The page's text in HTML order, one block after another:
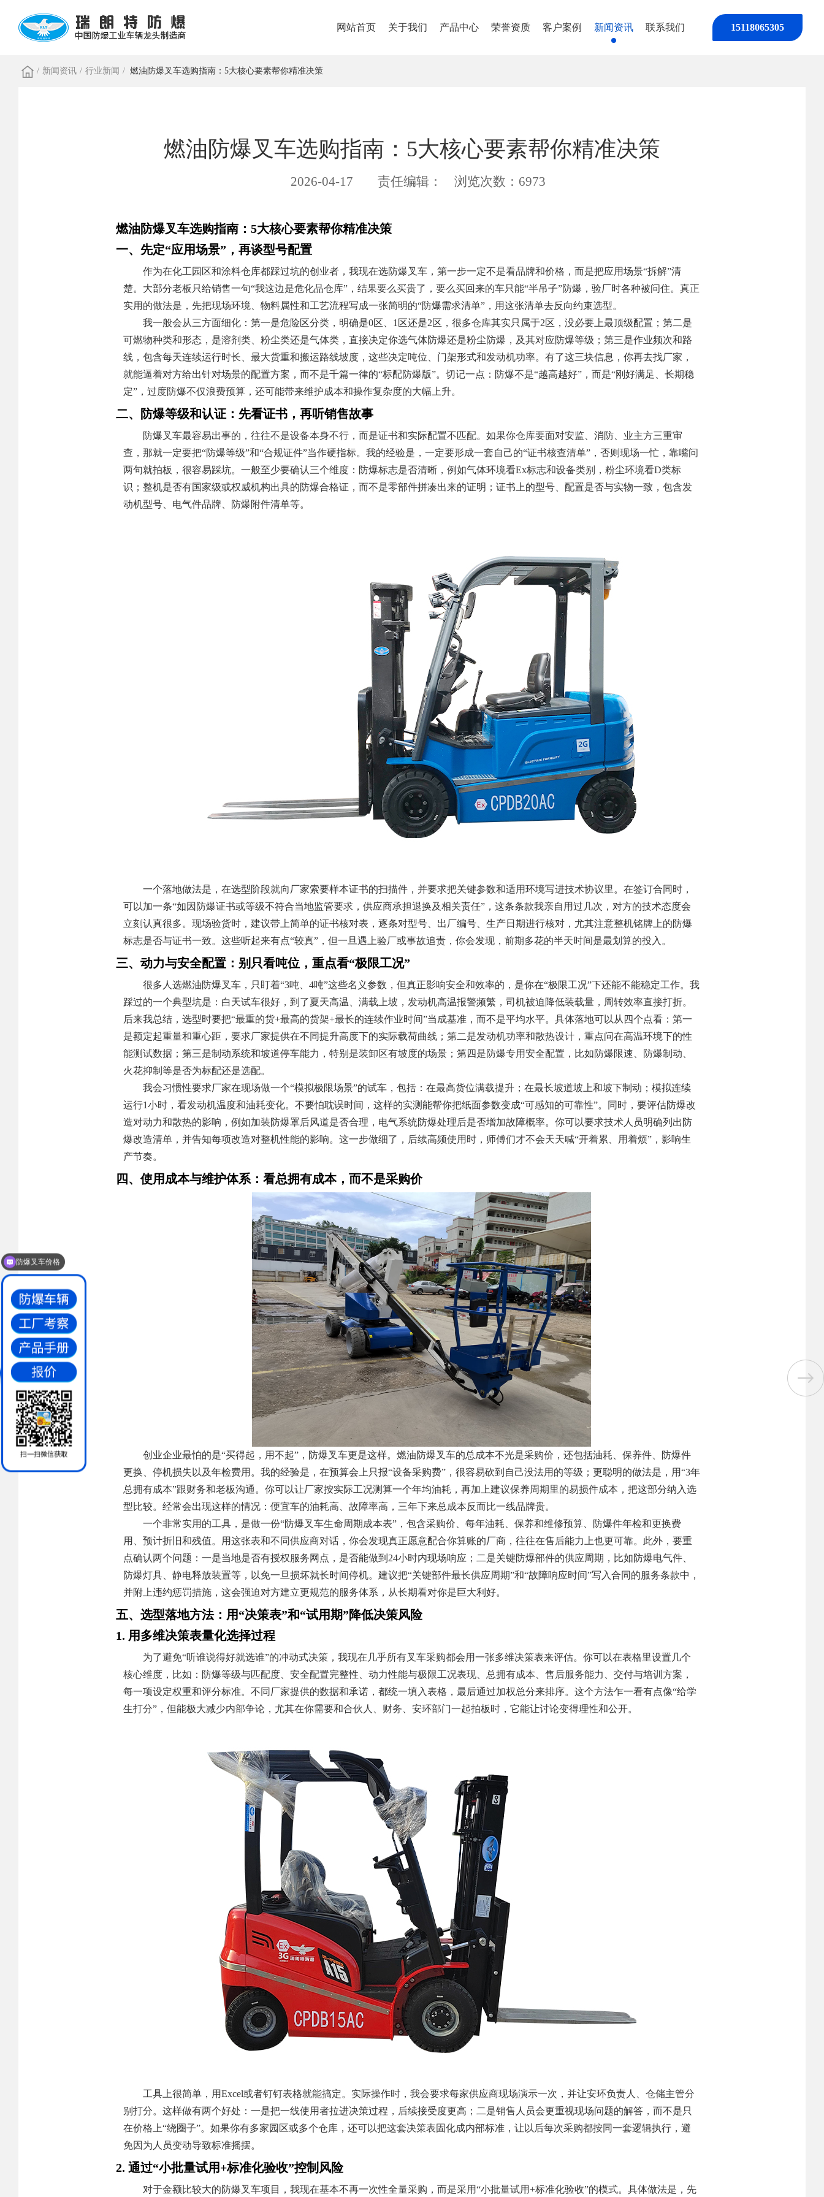
网站首页 关于我们 产品中心 荣誉资质 客户案例 新闻资讯 联系我们 15118065305
/ 新闻资讯 / 行业新闻 / 燃油防爆叉车选购指南：5大核心要素帮你精准决策
燃油防爆叉车选购指南：5大核心要素帮你精准决策
2026-04-17 责任编辑： 浏览次数：6973
燃油防爆叉车选购指南：5大核心要素帮你精准决策
一、先定“应用场景”，再谈型号配置
作为在化工园区和涂料仓库都踩过坑的创业者，我现在选防爆叉车，第一步一定不是看品牌和价格，而是把应用场景“拆解”清
楚。大部分老板只给销售一句“我这边是危化品仓库”，结果要么买贵了，要么买回来的车只能“半吊子”防爆，验厂时各种被问住。真正
实用的做法是，先把现场环境、物料属性和工艺流程写成一张简明的“防爆需求清单”，用这张清单去反向约束选型。
我一般会从三方面细化：第一是危险区分类，明确是0区、1区还是2区，很多仓库其实只属于2区，没必要上最顶级配置；第二是
可燃物种类和形态，是溶剂类、粉尘类还是气体类，直接决定你选气体防爆还是粉尘防爆，及其对应防爆等级；第三是作业频次和路
线，包含每天连续运行时长、最大货重和搬运路线坡度，这些决定吨位、门架形式和发动机功率。有了这三块信息，你再去找厂家，
就能逼着对方给出针对场景的配置方案，而不是千篇一律的“标配防爆版”。切记一点：防爆不是“越高越好”，而是“刚好满足、长期稳
定”，过度防爆不仅浪费预算，还可能带来维护成本和操作复杂度的大幅上升。
二、防爆等级和认证：先看证书，再听销售故事
防爆叉车最容易出事的，往往不是设备本身不行，而是证书和实际配置不匹配。如果你仓库要面对安监、消防、业主方三重审
查，那就一定要把“防爆等级”和“合规证件”当作硬指标。我的经验是，一定要形成一套自己的“证书核查清单”，否则现场一忙，靠嘴问
两句就拍板，很容易踩坑。一般至少要确认三个维度：防爆标志是否清晰，例如气体环境看Ex标志和设备类别，粉尘环境看D类标
识；整机是否有国家级或权威机构出具的防爆合格证，而不是零部件拼凑出来的证明；证书上的型号、配置是否与实物一致，包含发
动机型号、电气件品牌、防爆附件清单等。
一个落地做法是，在选型阶段就向厂家索要样本证书的扫描件，并要求把关键参数和适用环境写进技术协议里。在签订合同时，
可以加一条“如因防爆证书或等级不符合当地监管要求，供应商承担退换及相关责任”，这条条款我亲自用过几次，对方的技术态度会
立刻认真很多。现场验货时，建议带上简单的证书核对表，逐条对型号、出厂编号、生产日期进行核对，尤其注意整机铭牌上的防爆
标志是否与证书一致。这些听起来有点“较真”，但一旦遇上验厂或事故追责，你会发现，前期多花的半天时间是最划算的投入。
三、动力与安全配置：别只看吨位，重点看“极限工况”
很多人选燃油防爆叉车，只盯着“3吨、4吨”这些名义参数，但真正影响安全和效率的，是你在“极限工况”下还能不能稳定工作。我
踩过的一个典型坑是：白天试车很好，到了夏天高温、满载上坡，发动机高温报警频繁，司机被迫降低装载量，周转效率直接打折。
后来我总结，选型时要把“最重的货+最高的货架+最长的连续作业时间”当成基准，而不是平均水平。具体落地可以从四个点看：第一
是额定起重量和重心距，要求厂家提供在不同提升高度下的实际载荷曲线；第二是发动机功率和散热设计，重点问在高温环境下的性
能测试数据；第三是制动系统和坡道停车能力，特别是装卸区有坡度的场景；第四是防爆专用安全配置，比如防爆限速、防爆制动、
火花抑制等是否为标配还是选配。
我会习惯性要求厂家在现场做一个“模拟极限场景”的试车，包括：在最高货位满载提升；在最长坡道坡上和坡下制动；模拟连续
运行1小时，看发动机温度和油耗变化。不要怕耽误时间，这样的实测能帮你把纸面参数变成“可感知的可靠性”。同时，要评估防爆改
造对动力和散热的影响，例如加装防爆罩后风道是否合理，电气系统防爆处理后是否增加故障概率。你可以要求技术人员明确列出防
爆改造清单，并告知每项改造对整机性能的影响。这一步做细了，后续高频使用时，师傅们才不会天天喊“开着累、用着烦”，影响生
产节奏。
四、使用成本与维护体系：看总拥有成本，而不是采购价
创业企业最怕的是“买得起，用不起”，防爆叉车更是这样。燃油防爆叉车的总成本不光是采购价，还包括油耗、保养件、防爆件
更换、停机损失以及年检费用。我的经验是，在预算会上只报“设备采购费”，很容易砍到自己没法用的等级；更聪明的做法是，用“3年
总拥有成本”跟财务和老板沟通。你可以让厂家按实际工况测算一个年均油耗，再加上建议保养周期里的易损件成本，把这部分纳入选
型比较。经常会出现这样的情况：便宜车的油耗高、故障率高，三年下来总成本反而比一线品牌贵。
一个非常实用的工具，是做一份“防爆叉车生命周期成本表”，包含采购价、每年油耗、保养和维修预算、防爆件年检和更换费
用、预计折旧和残值。用这张表和不同供应商对话，你会发现真正愿意配合你算账的厂商，往往在售后能力上也更可靠。此外，要重
点确认两个问题：一是当地是否有授权服务网点，是否能做到24小时内现场响应；二是关键防爆部件的供应周期，比如防爆电气件、
防爆灯具、静电释放装置等，以免一旦损坏就长时间停机。建议把“关键部件最长供应周期”和“故障响应时间”写入合同的服务条款中，
并附上违约惩罚措施，这会强迫对方建立更规范的服务体系，从长期看对你是巨大利好。
五、选型落地方法：用“决策表”和“试用期”降低决策风险
1. 用多维决策表量化选择过程
为了避免“听谁说得好就选谁”的冲动式决策，我现在几乎所有叉车采购都会用一张多维决策表来评估。你可以在表格里设置几个
核心维度，比如：防爆等级与匹配度、安全配置完整性、动力性能与极限工况表现、总拥有成本、售后服务能力、交付与培训方案，
每一项设定权重和评分标准。不同厂家提供的数据和承诺，都统一填入表格，最后通过加权总分来排序。这个方法乍一看有点像“给学
生打分”，但能极大减少内部争论，尤其在你需要和合伙人、财务、安环部门一起拍板时，它能让讨论变得理性和公开。
工具上很简单，用Excel或者钉钉表格就能搞定。实际操作时，我会要求每家供应商现场演示一次，并让安环负责人、仓储主管分
别打分。这样做有两个好处：一是把一线使用者拉进决策过程，后续接受度更高；二是销售人员会更重视现场问题的解答，而不是只
在价格上“绕圈子”。如果你有多家园区或多个仓库，还可以把这套决策表固化成内部标准，让以后每次采购都按同一套逻辑执行，避
免因为人员变动导致标准摇摆。
2. 通过“小批量试用+标准化验收”控制风险
对于金额比较大的防爆叉车项目，我现在基本不再一次性全量采购，而是采用“小批量试用+标准化验收”的模式。具体做法是，先
防爆叉车价格